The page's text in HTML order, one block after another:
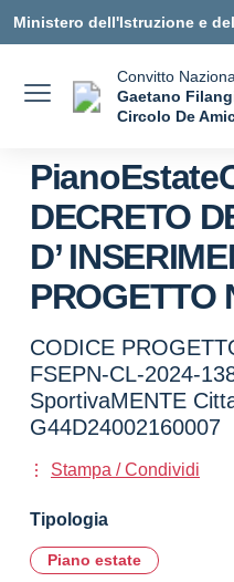
Ministero dell'Istruzione e
Convitto
Gaetano
Circolo De
DECRETO
D’
PROGETTO
CODICE
FSEPN-CL-2024-
SportivaMENTE
G44D24002160007
Stampa / Condividi
Tipologia
Piano estate